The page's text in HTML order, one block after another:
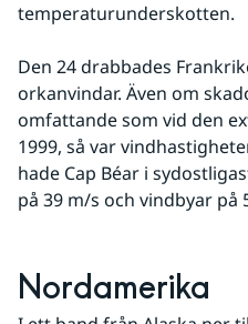
temperaturunderskotten.
Den 24 drabbades
orkanvindar. Även om
omfattande som vid den
1999, så var
hade Cap Béar i
på 39 m/s och vindbyar på
Nordamerika